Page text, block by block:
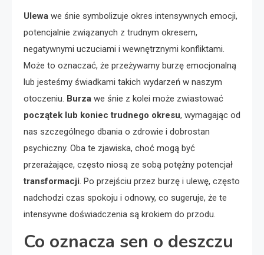
Ulewa we śnie symbolizuje okres intensywnych emocji,
potencjalnie związanych z trudnym okresem,
negatywnymi uczuciami i wewnętrznymi konfliktami.
Może to oznaczać, że przeżywamy burzę emocjonalną
lub jesteśmy świadkami takich wydarzeń w naszym
otoczeniu. Burza we śnie z kolei może zwiastować
początek lub koniec trudnego okresu, wymagając od
nas szczególnego dbania o zdrowie i dobrostan
psychiczny. Oba te zjawiska, choć mogą być
przerażające, często niosą ze sobą potężny potencjał
transformacji. Po przejściu przez burzę i ulewę, często
nadchodzi czas spokoju i odnowy, co sugeruje, że te
intensywne doświadczenia są krokiem do przodu.
Co oznacza sen o deszczu